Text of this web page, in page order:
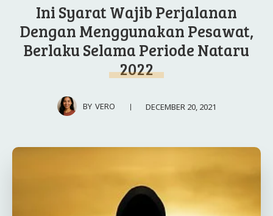
Ini Syarat Wajib Perjalanan
Dengan Menggunakan Pesawat,
Berlaku Selama Periode Nataru
2022
BY VERO DECEMBER 20, 2021